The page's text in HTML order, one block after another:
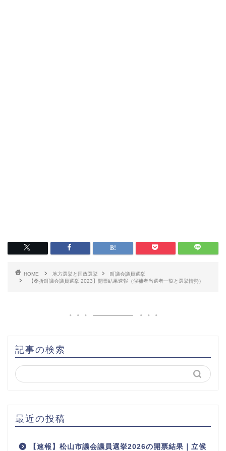
HOME 地方選挙と国政選挙
町議会議員選挙
【桑折町議会議員選挙 2023】開票結果速報（候補者当選者一覧と選挙情勢）
記事の検索
最近の投稿
【速報】松山市議会議員選挙2026の開票結果｜立候